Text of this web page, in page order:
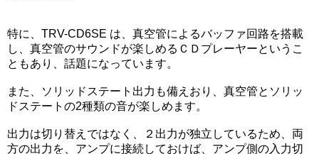
特に、TRV-CD6SE は、真空管によるバッファ回路を搭載
し、真空管のサウンドが楽しめるＣＤプレーヤーというこ
ともあり、話題になっています。
また、ソリッドステート出力も備えおり、真空管とソリッ
ドステートの2種類の音が楽しめます。
出力は切り替えではなく、２出力が独立しているため、両
方の出力を、アンプに接続しておけば、アンプ側の入力切